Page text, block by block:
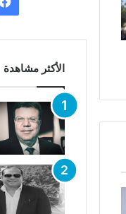
الأكثر مشاهدة